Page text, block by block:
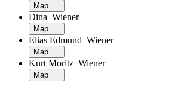
Dina Wiener
Elias Edmund Wiener
Kurt Moritz Wiener